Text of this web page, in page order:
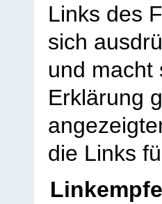
Links des
sich
und macht
Erklärung
die Links